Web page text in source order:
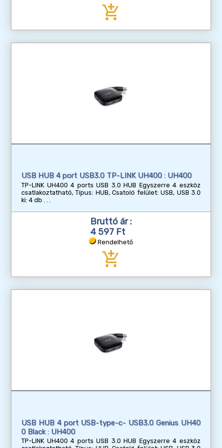
add_shopping_cart
USB HUB 4 port USB3.0 TP-LINK UH400 : UH400
TP-LINK UH400 4 ports USB 3.0 HUB Egyszerre 4 eszköz
csatlakoztatható, Típus: HUB, Csatoló felület: USB, USB 3.0
ki: 4 db
Bruttó ár :
4 597 Ft
Rendelhető
add_shopping_cart
USB HUB 4 port USB-type-c- USB3.0 Genius UH40
0 Black : UH400
TP-LINK UH400 4 ports USB 3.0 HUB Egyszerre 4 eszköz